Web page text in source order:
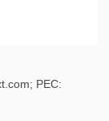
PEC: